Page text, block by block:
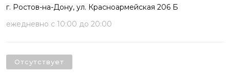
г. Ростов-на-Дону, ул. Красноармейская 206 Б
ежедневно с 10:00 до 20:00
Отсутствует